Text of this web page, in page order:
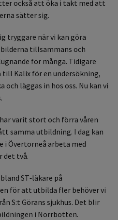
också att öka i takt med att
sätter sig.
tryggare när vi kan göra
tillsammans och
för många. Tidigare
till Kalix för en undersökning,
läggas in hos oss. Nu kan vi
varit stort och förra våren
samma utbildning. I dag kan
i Övertorneå arbeta med
det två.
ST‑läkare på
för att utbilda fler behöver vi
S:t Görans sjukhus. Det blir
i Norrbotten.